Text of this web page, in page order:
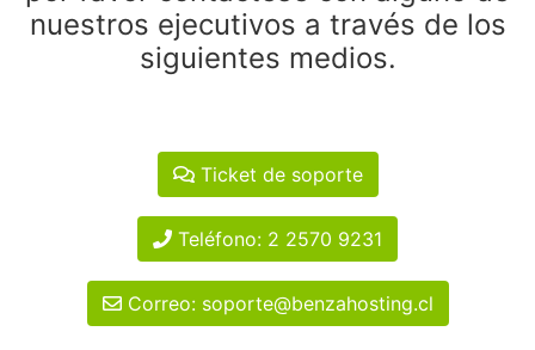
nuestros ejecutivos a través de los
siguientes medios.
Ticket de soporte
Teléfono: 2 2570 9231
Correo: soporte@benzahosting.cl